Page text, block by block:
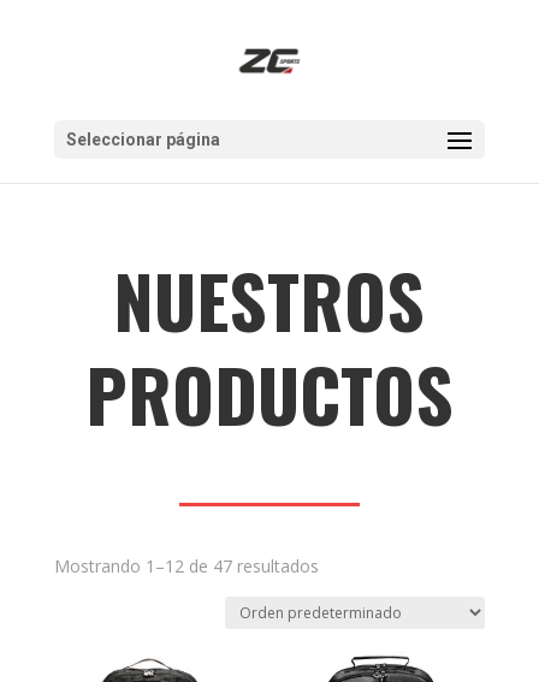
Seleccionar página
NUESTROS
PRODUCTOS
Mostrando 1–12 de 47 resultados